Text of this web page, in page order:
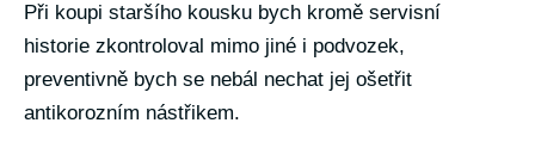
Při koupi staršího kousku bych kromě servisní
historie zkontroloval mimo jiné i podvozek,
preventivně bych se nebál nechat jej ošetřit
antikorozním nástřikem.